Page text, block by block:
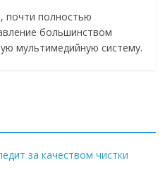
почти полностью
большинством
мультимедийную систему.
за качеством чистки